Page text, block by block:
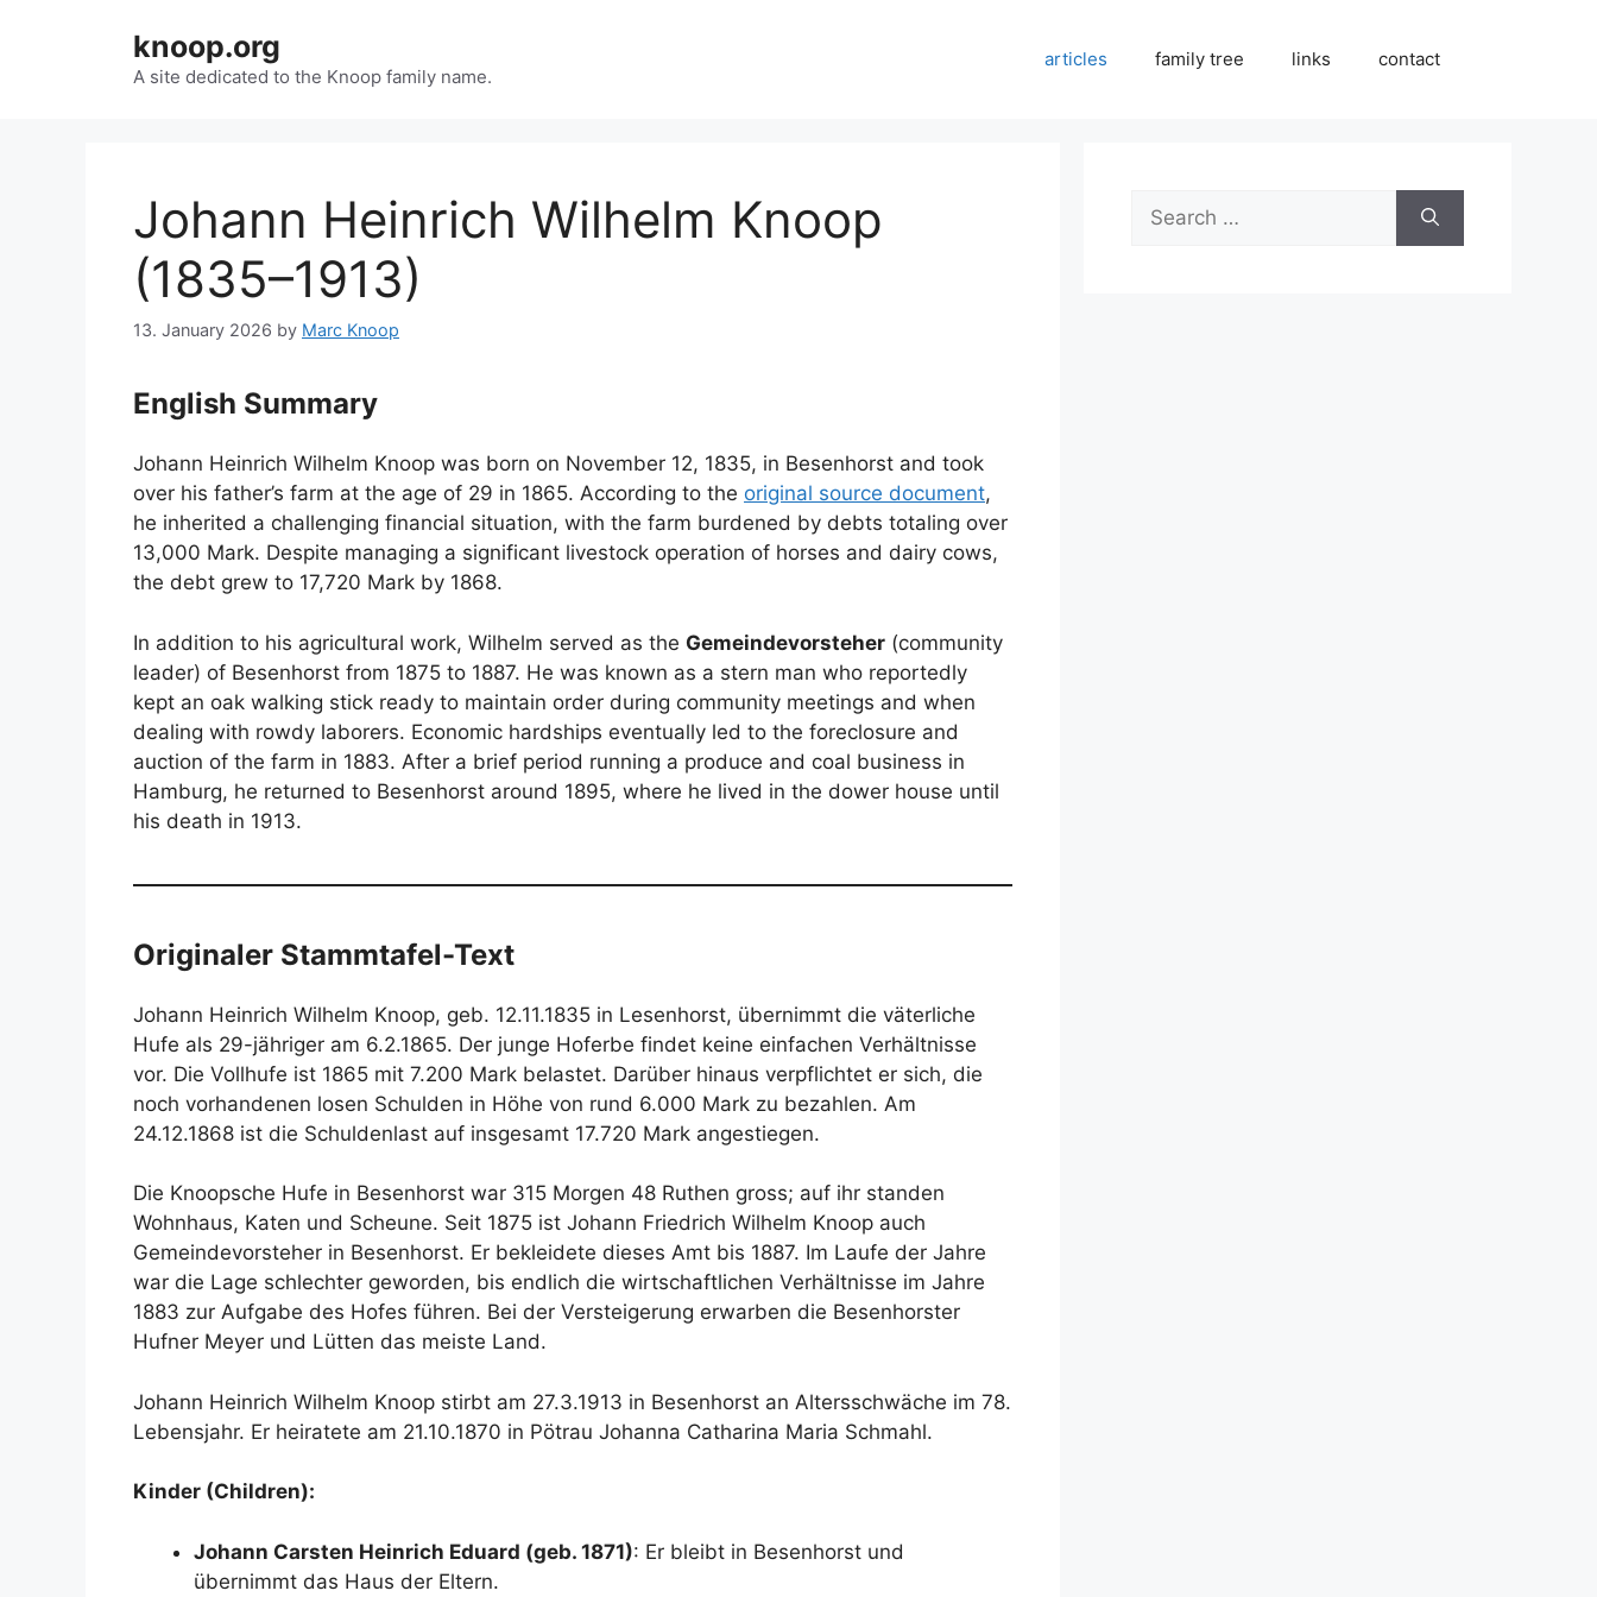
knoop.org
A site dedicated to the Knoop family name.
articles family tree links contact
Johann Heinrich Wilhelm Knoop
(1835–1913)
13. January 2026 by Marc Knoop
English Summary
Johann Heinrich Wilhelm Knoop was born on November 12, 1835, in Besenhorst and took
over his father’s farm at the age of 29 in 1865. According to the original source document,
he inherited a challenging financial situation, with the farm burdened by debts totaling over
13,000 Mark. Despite managing a significant livestock operation of horses and dairy cows,
the debt grew to 17,720 Mark by 1868.
In addition to his agricultural work, Wilhelm served as the Gemeindevorsteher (community
leader) of Besenhorst from 1875 to 1887. He was known as a stern man who reportedly
kept an oak walking stick ready to maintain order during community meetings and when
dealing with rowdy laborers. Economic hardships eventually led to the foreclosure and
auction of the farm in 1883. After a brief period running a produce and coal business in
Hamburg, he returned to Besenhorst around 1895, where he lived in the dower house until
his death in 1913.
Originaler Stammtafel-Text
Johann Heinrich Wilhelm Knoop, geb. 12.11.1835 in Lesenhorst, übernimmt die väterliche
Hufe als 29-jähriger am 6.2.1865. Der junge Hoferbe findet keine einfachen Verhältnisse
vor. Die Vollhufe ist 1865 mit 7.200 Mark belastet. Darüber hinaus verpflichtet er sich, die
noch vorhandenen losen Schulden in Höhe von rund 6.000 Mark zu bezahlen. Am
24.12.1868 ist die Schuldenlast auf insgesamt 17.720 Mark angestiegen.
Die Knoopsche Hufe in Besenhorst war 315 Morgen 48 Ruthen gross; auf ihr standen
Wohnhaus, Katen und Scheune. Seit 1875 ist Johann Friedrich Wilhelm Knoop auch
Gemeindevorsteher in Besenhorst. Er bekleidete dieses Amt bis 1887. Im Laufe der Jahre
war die Lage schlechter geworden, bis endlich die wirtschaftlichen Verhältnisse im Jahre
1883 zur Aufgabe des Hofes führen. Bei der Versteigerung erwarben die Besenhorster
Hufner Meyer und Lütten das meiste Land.
Johann Heinrich Wilhelm Knoop stirbt am 27.3.1913 in Besenhorst an Altersschwäche im 78.
Lebensjahr. Er heiratete am 21.10.1870 in Pötrau Johanna Catharina Maria Schmahl.
Kinder (Children):
Johann Carsten Heinrich Eduard (geb. 1871): Er bleibt in Besenhorst und
übernimmt das Haus der Eltern.
Search
for: